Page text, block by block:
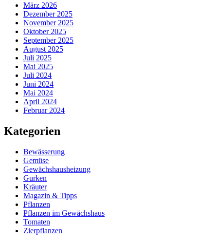
März 2026
Dezember 2025
November 2025
Oktober 2025
September 2025
August 2025
Juli 2025
Mai 2025
Juli 2024
Juni 2024
Mai 2024
April 2024
Februar 2024
Kategorien
Bewässerung
Gemüse
Gewächshausheizung
Gurken
Kräuter
Magazin & Tipps
Pflanzen
Pflanzen im Gewächshaus
Tomaten
Zierpflanzen